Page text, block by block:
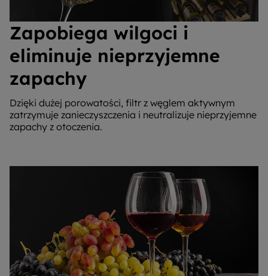
Zapobiega wilgoci i
eliminuje nieprzyjemne
zapachy
Dzięki dużej porowatości, filtr z węglem aktywnym
zatrzymuje zanieczyszczenia i neutralizuje nieprzyjemne
zapachy z otoczenia.